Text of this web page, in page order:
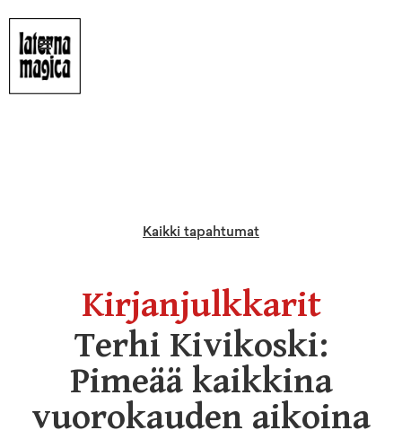
Kaikki tapahtumat
Kirjanjulkkarit
Terhi Kivikoski:
Pimeää kaikkina
vuorokauden aikoina